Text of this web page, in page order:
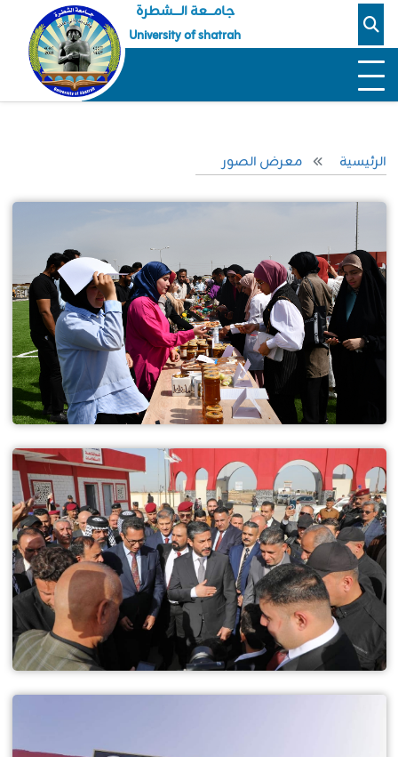
جامـــعة الــــشطرة
University of shatrah
الرئيسية معرض الصور